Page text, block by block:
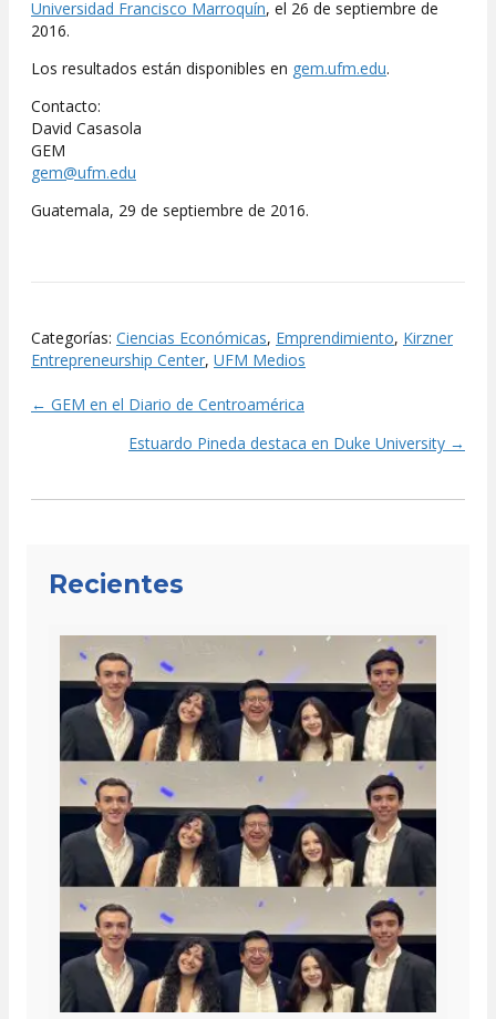
Universidad Francisco Marroquín, el 26 de septiembre de
2016.
Los resultados están disponibles en gem.ufm.edu.
Contacto:
David Casasola
GEM
gem@ufm.edu
Guatemala, 29 de septiembre de 2016.
Categorías: Ciencias Económicas, Emprendimiento, Kirzner
Entrepreneurship Center, UFM Medios
Posts
navigation
← GEM en el Diario de Centroamérica
Estuardo Pineda destaca en Duke University →
Recientes